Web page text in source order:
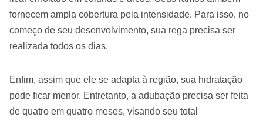
fornecem ampla cobertura pela intensidade. Para isso, no
começo de seu desenvolvimento, sua rega precisa ser
realizada todos os dias.
Enfim, assim que ele se adapta à região, sua hidratação
pode ficar menor. Entretanto, a adubação precisa ser feita
de quatro em quatro meses, visando seu total